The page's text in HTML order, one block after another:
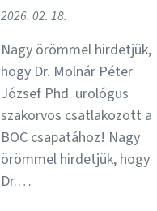
2026. 02. 18.
Nagy örömmel hirdetjük,
hogy Dr. Molnár Péter
József Phd. urológus
szakorvos csatlakozott a
BOC csapatához! Nagy
örömmel hirdetjük, hogy
Dr.…